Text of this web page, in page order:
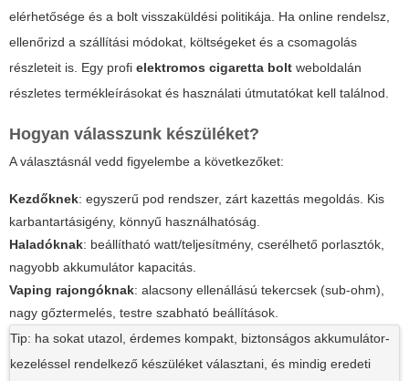
elérhetősége és a bolt visszaküldési politikája. Ha online rendelsz,
ellenőrizd a szállítási módokat, költségeket és a csomagolás
részleteit is. Egy profi elektromos cigaretta bolt weboldalán
részletes termékleírásokat és használati útmutatókat kell találnod.
Hogyan válasszunk készüléket?
A választásnál vedd figyelembe a következőket:
Kezdőknek: egyszerű pod rendszer, zárt kazettás megoldás. Kis
karbantartásigény, könnyű használhatóság.
Haladóknak: beállítható watt/teljesítmény, cserélhető porlasztók,
nagyobb akkumulátor kapacitás.
Vaping rajongóknak: alacsony ellenállású tekercsek (sub-ohm),
nagy gőztermelés, testre szabható beállítások.
Tip: ha sokat utazol, érdemes kompakt, biztonságos akkumulátor-
kezeléssel rendelkező készüléket választani, és mindig eredeti